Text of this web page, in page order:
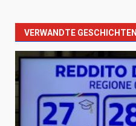
VERWANDTE GESCHICHTEN